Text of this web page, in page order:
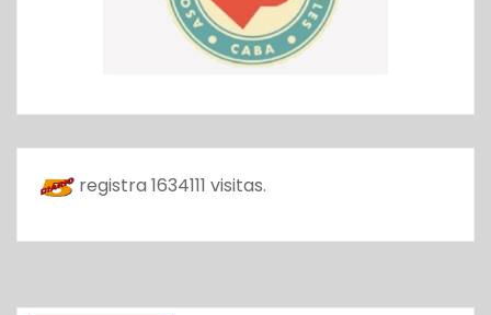
registra 1634111 visitas.